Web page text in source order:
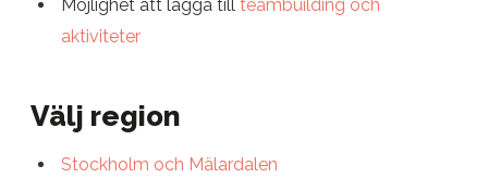
Möjlighet att lägga till teambuilding och
aktiviteter
Välj region
Stockholm och Mälardalen